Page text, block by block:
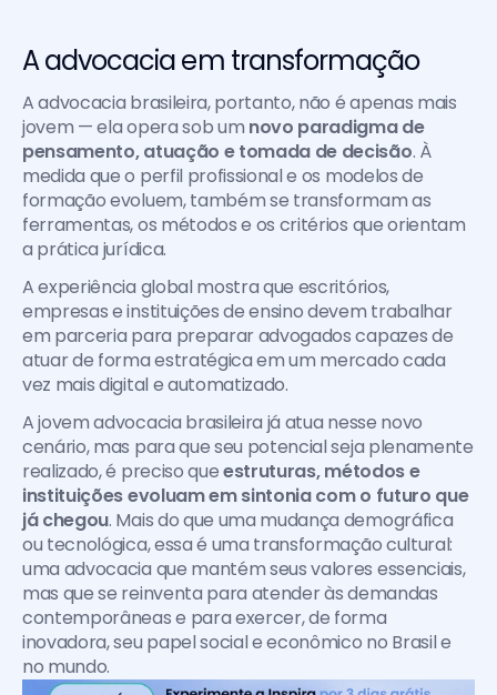
A advocacia em transformação
A advocacia brasileira, portanto, não é apenas mais
jovem — ela opera sob um novo paradigma de
pensamento, atuação e tomada de decisão. À
medida que o perfil profissional e os modelos de
formação evoluem, também se transformam as
ferramentas, os métodos e os critérios que orientam
a prática jurídica.
A experiência global mostra que escritórios,
empresas e instituições de ensino devem trabalhar
em parceria para preparar advogados capazes de
atuar de forma estratégica em um mercado cada
vez mais digital e automatizado.
A jovem advocacia brasileira já atua nesse novo
cenário, mas para que seu potencial seja plenamente
realizado, é preciso que estruturas, métodos e
instituições evoluam em sintonia com o futuro que
já chegou. Mais do que uma mudança demográfica
ou tecnológica, essa é uma transformação cultural:
uma advocacia que mantém seus valores essenciais,
mas que se reinventa para atender às demandas
contemporâneas e para exercer, de forma
inovadora, seu papel social e econômico no Brasil e
no mundo.